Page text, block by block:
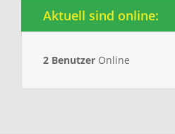
Aktuell sind online:
2 Benutzer Online